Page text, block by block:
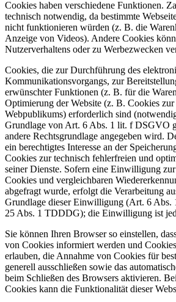
Cookies haben verschiedene Funktionen.
technisch notwendig, da bestimmte
nicht funktionieren würden (z. B. die
Anzeige von Videos). Andere Cookies
Nutzerverhaltens oder zu Werbezwecken
Cookies, die zur Durchführung des
Kommunikationsvorgangs, zur
erwünschter Funktionen (z. B. für die
Optimierung der Website (z. B. Cookies zur
Webpublikums) erforderlich sind
Grundlage von Art. 6 Abs. 1 lit. f DSGVO
andere Rechtsgrundlage angegeben wird.
ein berechtigtes Interesse an der
Cookies zur technisch fehlerfreien und
seiner Dienste. Sofern eine Einwilligung
Cookies und vergleichbaren
abgefragt wurde, erfolgt die Verarbeitung
Grundlage dieser Einwilligung (Art. 6 Abs.
25 Abs. 1 TDDDG); die Einwilligung ist
Sie können Ihren Browser so einstellen,
von Cookies informiert werden und
erlauben, die Annahme von Cookies für
generell ausschließen sowie das
beim Schließen des Browsers aktivieren.
Cookies kann die Funktionalität dieser